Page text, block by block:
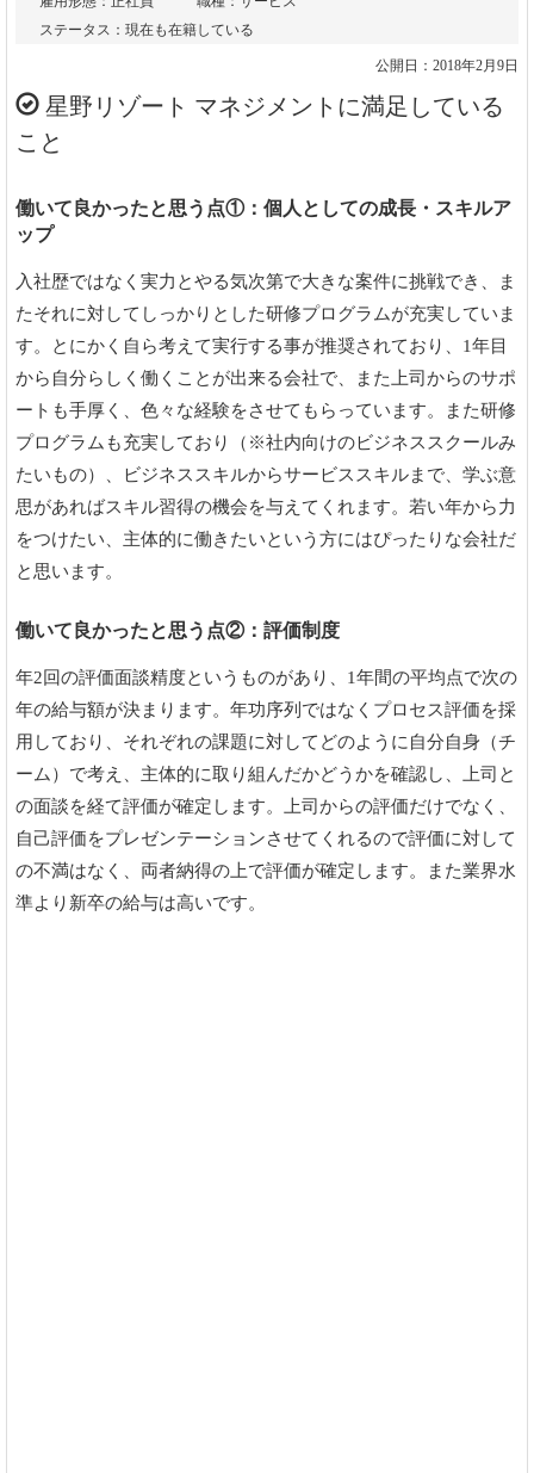
ステータス：現在も在籍している
公開日：2018年2月9日
星野リゾート マネジメントに満足している
こと
働いて良かったと思う点①：個人としての成長・スキルア
ップ
入社歴ではなく実力とやる気次第で大きな案件に挑戦でき、ま
たそれに対してしっかりとした研修プログラムが充実していま
す。とにかく自ら考えて実行する事が推奨されており、1年目
から自分らしく働くことが出来る会社で、また上司からのサポ
ートも手厚く、色々な経験をさせてもらっています。また研修
プログラムも充実しており（※社内向けのビジネススクールみ
たいもの）、ビジネススキルからサービススキルまで、学ぶ意
思があればスキル習得の機会を与えてくれます。若い年から力
をつけたい、主体的に働きたいという方にはぴったりな会社だ
と思います。
働いて良かったと思う点②：評価制度
年2回の評価面談精度というものがあり、1年間の平均点で次の
年の給与額が決まります。年功序列ではなくプロセス評価を採
用しており、それぞれの課題に対してどのように自分自身（チ
ーム）で考え、主体的に取り組んだかどうかを確認し、上司と
の面談を経て評価が確定します。上司からの評価だけでなく、
自己評価をプレゼンテーションさせてくれるので評価に対して
の不満はなく、両者納得の上で評価が確定します。また業界水
準より新卒の給与は高いです。